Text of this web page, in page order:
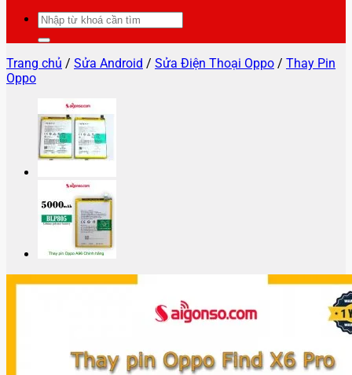
Tìm
kiếm:
Trang chủ / Sửa Android / Sửa Điện Thoại Oppo / Thay Pin
Oppo